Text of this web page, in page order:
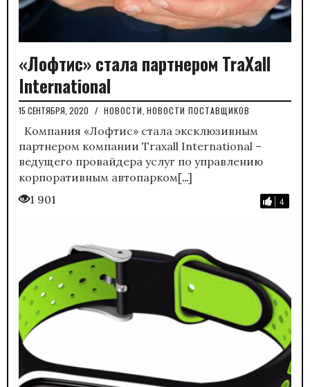
«Лофтис» стала партнером TraXall
International
15 СЕНТЯБРЯ, 2020 / НОВОСТИ НОВОСТИ ПОСТАВЩИКОВ
Компания «Лофтис» стала эксклюзивным
партнером компании Traxall International –
ведущего провайдера услуг по управлению
корпоративным автопарком[…]
4
1 901